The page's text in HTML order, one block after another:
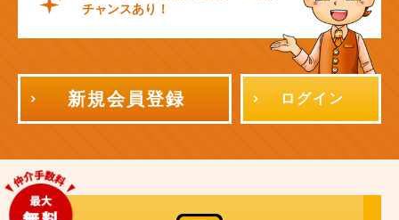
チャンスあり！
新規会員登録 ログイン